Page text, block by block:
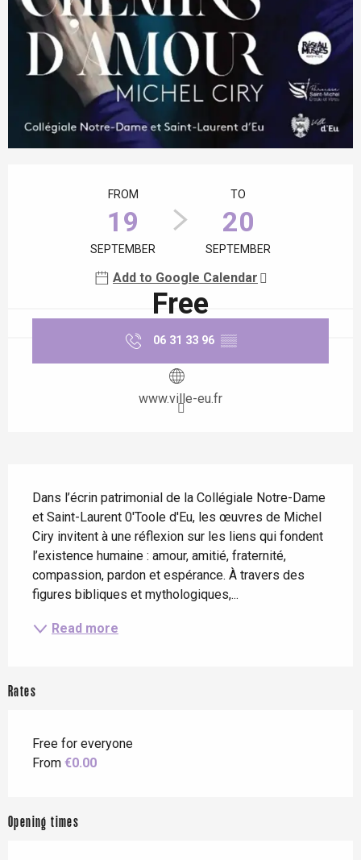
FROM
19
SEPTEMBER
TO
20
SEPTEMBER
Add to Google Calendar
Free
06 31 33 96 ▒▒
www.ville-eu.fr
Dans l’écrin patrimonial de la Collégiale Notre-Dame
et Saint-Laurent 0'Toole d'Eu, les œuvres de Michel
Ciry invitent à une réflexion sur les liens qui fondent
l’existence humaine : amour, amitié, fraternité,
compassion, pardon et espérance. À travers des
figures bibliques et mythologiques,...
Read more
Rates
Free for everyone
From €0.00
Opening times